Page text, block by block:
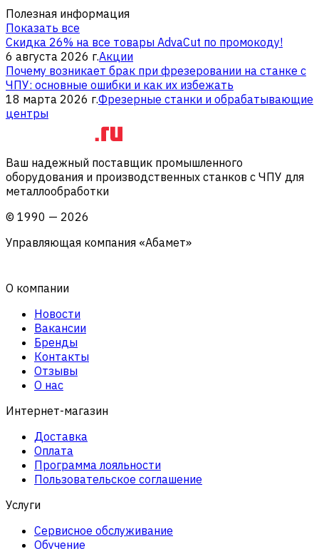
Полезная информация
Показать все
Скидка 26% на все товары AdvaCut по промокоду!
6 августа 2026 г.Акции
Почему возникает брак при фрезеровании на станке с
ЧПУ: основные ошибки и как их избежать
18 марта 2026 г.Фрезерные станки и обрабатывающие
центры
Ваш надежный поставщик промышленного
оборудования и производственных станков с ЧПУ для
металлообработки
© 1990 — 2026
Управляющая компания «Абамет»
О компании
Новости
Вакансии
Бренды
Контакты
Отзывы
О нас
Интернет-магазин
Доставка
Оплата
Программа лояльности
Пользовательское соглашение
Услуги
Сервисное обслуживание
Обучение